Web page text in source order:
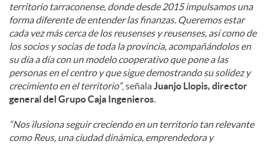
territorio tarraconense, donde desde 2015 impulsamos una
forma diferente de entender las finanzas. Queremos estar
cada vez más cerca de los reusenses y reusenses, así como de
los socios y socias de toda la provincia, acompañándolos en
su día a día con un modelo cooperativo que pone a las
personas en el centro y que sigue demostrando su solidez y
crecimiento en el territorio”, señalaJuanjo Llopis, director
general del Grupo Caja Ingenieros.
“Nos ilusiona seguir creciendo en un territorio tan relevante
como Reus, una ciudad dinámica, emprendedora y